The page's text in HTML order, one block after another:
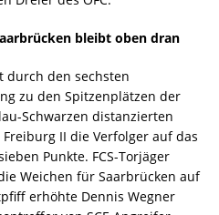
bleibt oben dran
durch den sechsten
zu den Spitzenplätzen der
Schwarzen distanzierten
Freiburg II die Verfolger auf das
Punkte. FCS-Torjäger
Weichen für Saarbrücken auf
erhöhte Dennis Wegner